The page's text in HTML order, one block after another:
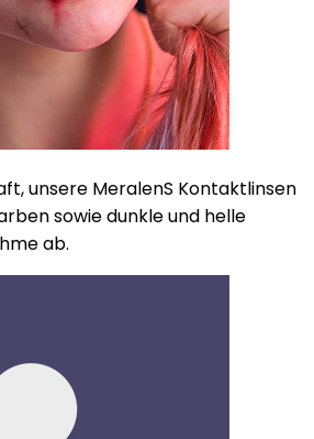
unsere MeralenS Kontaktlinsen
sowie dunkle und helle
ab.